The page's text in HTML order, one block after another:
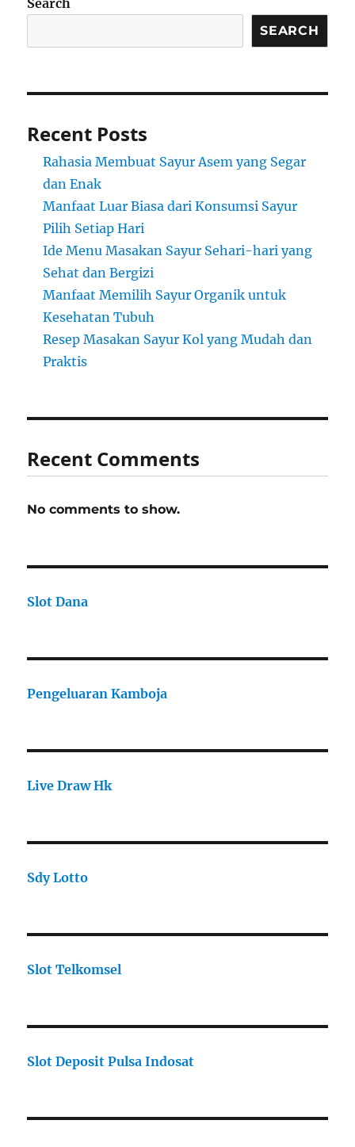
Search
SEARCH
Recent Posts
Rahasia Membuat Sayur Asem yang Segar
dan Enak
Manfaat Luar Biasa dari Konsumsi Sayur
Pilih Setiap Hari
Ide Menu Masakan Sayur Sehari-hari yang
Sehat dan Bergizi
Manfaat Memilih Sayur Organik untuk
Kesehatan Tubuh
Resep Masakan Sayur Kol yang Mudah dan
Praktis
Recent Comments
No comments to show.
Slot Dana
Pengeluaran Kamboja
Live Draw Hk
Sdy Lotto
Slot Telkomsel
Slot Deposit Pulsa Indosat